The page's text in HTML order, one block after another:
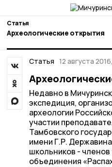
Статья
Археологические открытия
Статья 12 августа
Недавно в
экспедиция,
археологии
участии
Тамбовского
имени Г.Р.
школьников - членов
объединения